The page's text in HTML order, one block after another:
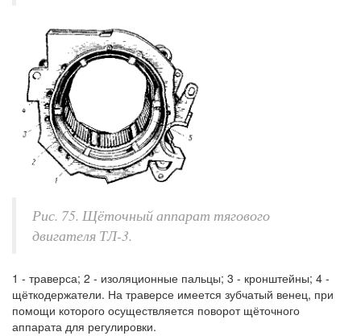
Рис. 75. Щёточный аппарат тягового
двигателя ТЛ-3.
1 - траверса; 2 - изоляционные пальцы; 3 - кронштейны; 4 -
щёткодержатели. На траверсе имеется зубчатый венец, при
помощи которого осуществляется поворот щёточного
аппарата для регулировки.